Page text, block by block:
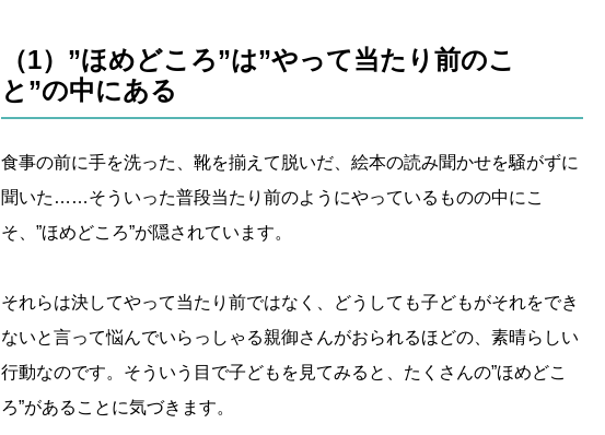
（1）”ほめどころ”は”やって当たり前のこ
と”の中にある
食事の前に手を洗った、靴を揃えて脱いだ、絵本の読み聞かせを騒がずに
聞いた……そういった普段当たり前のようにやっているものの中にこ
そ、”ほめどころ”が隠されています。
それらは決してやって当たり前ではなく、どうしても子どもがそれをでき
ないと言って悩んでいらっしゃる親御さんがおられるほどの、素晴らしい
行動なのです。そういう目で子どもを見てみると、たくさんの”ほめどこ
ろ”があることに気づきます。